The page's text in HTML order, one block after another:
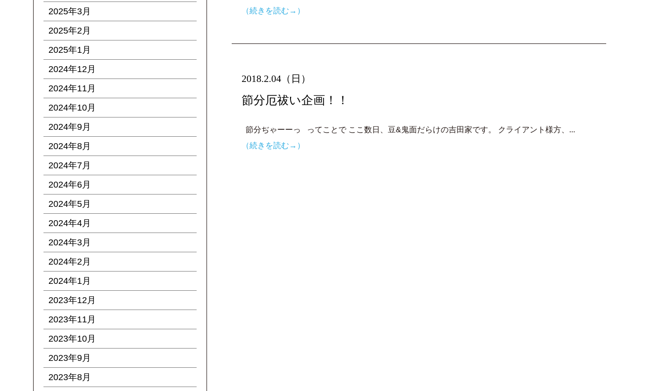
（続きを読む→）
2018.2.04（日）
節分厄祓い企画！！
節分ぢゃーーっ ってことで ここ数日、豆&鬼面だらけの吉田家です。 クライアント様方、...
（続きを読む→）
2025年3月
2025年2月
2025年1月
2024年12月
2024年11月
2024年10月
2024年9月
2024年8月
2024年7月
2024年6月
2024年5月
2024年4月
2024年3月
2024年2月
2024年1月
2023年12月
2023年11月
2023年10月
2023年9月
2023年8月